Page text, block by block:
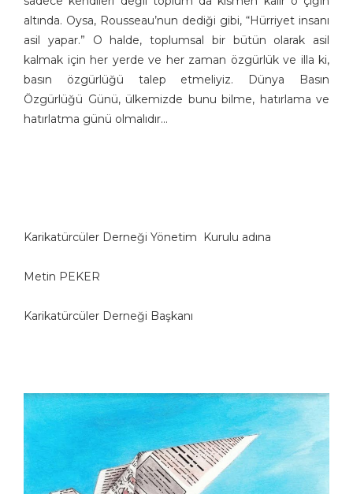
altında. Oysa, Rousseau’nun dediği gibi, “Hürriyet insanı
asil yapar.” O halde, toplumsal bir bütün olarak asil
kalmak için her yerde ve her zaman özgürlük ve illa ki,
basın özgürlüğü talep etmeliyiz. Dünya Basın
Özgürlüğü Günü, ülkemizde bunu bilme, hatırlama ve
hatırlatma günü olmalıdır…
Karikatürcüler Derneği Yönetim Kurulu adına
Metin PEKER
Karikatürcüler Derneği Başkanı